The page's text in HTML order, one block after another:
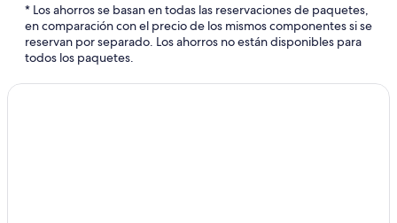
* Los ahorros se basan en todas las reservaciones de paquetes,
en comparación con el precio de los mismos componentes si se
reservan por separado. Los ahorros no están disponibles para
todos los paquetes.